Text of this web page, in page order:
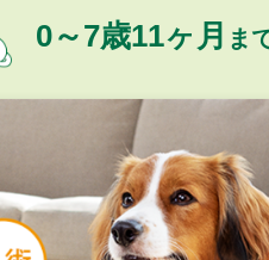
0～7歳11ヶ月 ま